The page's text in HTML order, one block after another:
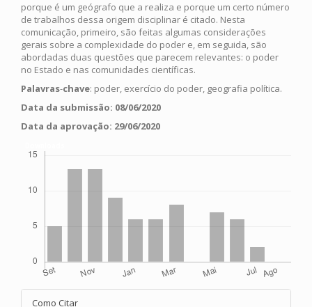
porque é um geógrafo que a realiza e porque um certo número
de trabalhos dessa origem disciplinar é citado. Nesta
comunicação, primeiro, são feitas algumas considerações
gerais sobre a complexidade do poder e, em seguida, são
abordadas duas questões que parecem relevantes: o poder
no Estado e nas comunidades científicas.
Palavras-chave: poder, exercício do poder, geografia política.
Data da submissão: 08/06/2020
Data da aprovação: 29/06/2020
Article
Como Citar